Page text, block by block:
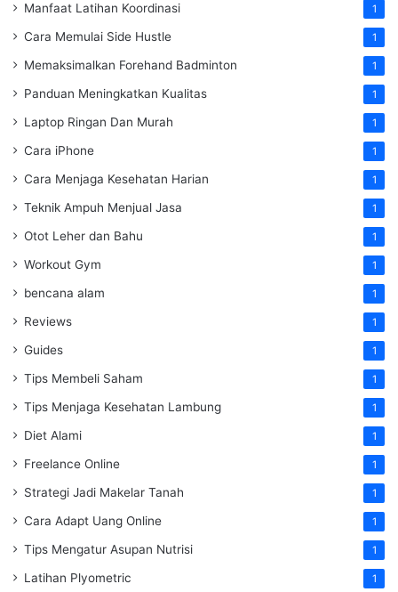
Manfaat Latihan Koordinasi 1
Cara Memulai Side Hustle 1
Memaksimalkan Forehand Badminton 1
Panduan Meningkatkan Kualitas 1
Laptop Ringan Dan Murah 1
Cara iPhone 1
Cara Menjaga Kesehatan Harian 1
Teknik Ampuh Menjual Jasa 1
Otot Leher dan Bahu 1
Workout Gym 1
bencana alam 1
Reviews 1
Guides 1
Tips Membeli Saham 1
Tips Menjaga Kesehatan Lambung 1
Diet Alami 1
Freelance Online 1
Strategi Jadi Makelar Tanah 1
Cara Adapt Uang Online 1
Tips Mengatur Asupan Nutrisi 1
Latihan Plyometric 1